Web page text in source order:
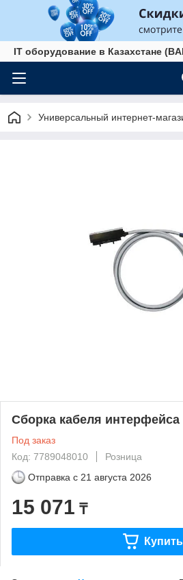
IT оборудование в Казахстане
Универсальный интернет-
Сборка кабеля интерфейса
Под заказ
Код: 7789048010
Розница
Отправка с 21 августа 2026
15 071 ₸
Купить